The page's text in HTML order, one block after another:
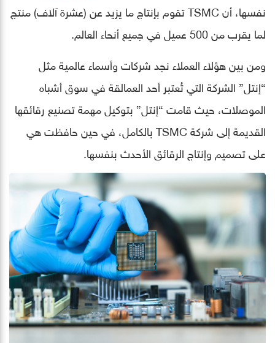
نفسها، أن TSMC تقوم بإنتاج ما يزيد عن (عشرة آلاف) منتج
لما يقرب من 500 عميل في جميع أنحاء العالم.
ومن بين هؤلاء العملاء نجد شركات وأسماء عالمية مثل
“إنتل” الشركة التي تُعتبر أحد العمالقة في سوق أشباه
الموصلات، حيث قامت “إنتل” بتوكيل مهمة تصنيع رقائقها
القديمة إلى شركة TSMC بالكامل، في حين حافظت هي
على تصميم وإنتاج الرقائق الأحدث بنفسها.